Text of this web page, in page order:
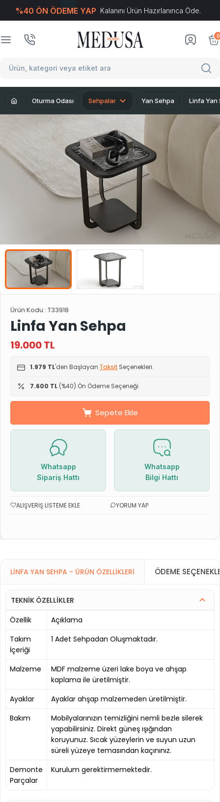
%40 ÖN ÖDEME YAP Kalanını Ürün Hazırlanınca Öde.
0
Oturma Odası Sehpalar Yan Sehpa Linfa Yan
Ürün Kodu : T33918
Linfa Yan Sehpa
19.000TL
1.979 TL'den Başlayan Taksit Seçenekleri.
7.600 TL (%40) Ön Ödeme Seçeneği.
Sepete Ekle
Whatsapp
Sipariş Hattı
Whatsapp
Bilgi Hattı
ALIŞVERIŞ LISTEME EKLE YORUM YAP
LINFA YAN SEHPA - ÜRÜN ÖZELLIKLERI ÖDEME
TEKNİK ÖZELLİKLER
Özellik
Açıklama
Takım
İçeriği
1 Adet Sehpadan Oluşmaktadır.
Malzeme
MDF malzeme üzeri lake boya ve ahşap
kaplama ile üretilmiştir.
Ayaklar
Ayaklar ahşap malzemeden üretilmiştir.
Bakım
Mobilyalarınızın temizliğini nemli bezle silerek
yapabilirsiniz. Direkt güneş ışığından
koruyunuz. Sıcak yüzeylerin ve suyun uzun
süreli yüzeye temasından kaçınınız.
Demonte
Parçalar
Kurulum gerektirmemektedir.
T-Soft E-Ticaret Sistemleriyle Hazırlanmıştır.